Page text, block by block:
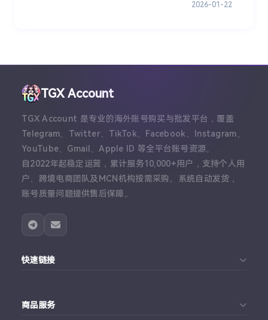
2026-01-22
TGX Account
TGX Account 是专业的海外账号购买与批发平台，覆盖
Telegram、Twitter、TikTok、Facebook、Instagram、
YouTube、Gmail、Apple ID 等全平台账号资源。
自2022年起稳定运营，累计服务10,000+用户，支持个人用
户、跨境电商团队及MCN机构按需采购。系统自动发货，
账号质量问题提供售后保障。
快速链接
商品服务